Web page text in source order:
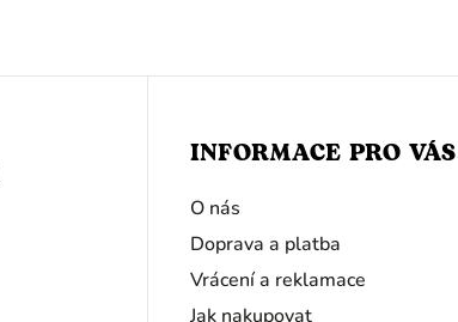
INFORMACE PRO VÁS
O nás
Doprava a platba
Vrácení a reklamace
Jak nakupovat